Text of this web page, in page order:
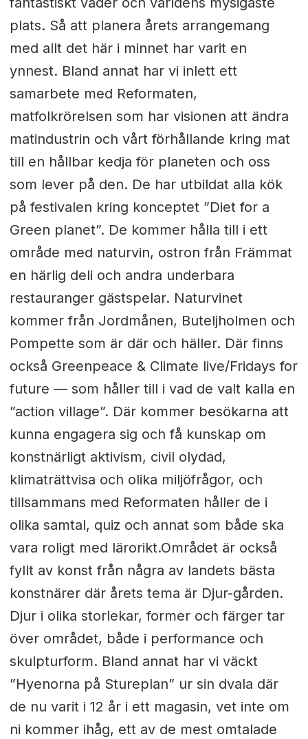
plats. Så att planera årets arrangemang
med allt det här i minnet har varit en
ynnest. Bland annat har vi inlett ett
samarbete med Reformaten,
matfolkrörelsen som har visionen att ändra
matindustrin och vårt förhållande kring mat
till en hållbar kedja för planeten och oss
som lever på den. De har utbildat alla kök
på festivalen kring konceptet ”Diet for a
Green planet”. De kommer hålla till i ett
område med naturvin, ostron från Främmat
en härlig deli och andra underbara
restauranger gästspelar. Naturvinet
kommer från Jordmånen, Buteljholmen och
Pompette som är där och häller. Där finns
också Greenpeace & Climate live/Fridays for
future — som håller till i vad de valt kalla en
”action village”. Där kommer besökarna att
kunna engagera sig och få kunskap om
konstnärligt aktivism, civil olydad,
klimaträttvisa och olika miljöfrågor, och
tillsammans med Reformaten håller de i
olika samtal, quiz och annat som både ska
vara roligt med lärorikt.Området är också
fyllt av konst från några av landets bästa
konstnärer där årets tema är Djur-gården.
Djur i olika storlekar, former och färger tar
över området, både i performance och
skulpturform. Bland annat har vi väckt
”Hyenorna på Stureplan” ur sin dvala där
de nu varit i 12 år i ett magasin, vet inte om
ni kommer ihåg, ett av de mest omtalade